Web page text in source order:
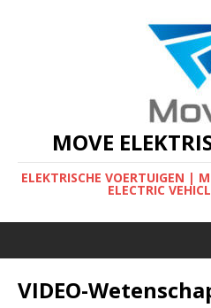
MOVE
ELEKTRISCHE VOERTUIGEN |
ELECTRIC
VIDEO-